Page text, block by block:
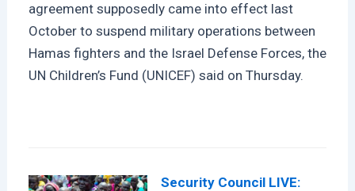
agreement supposedly came into effect last
October to suspend military operations between
Hamas fighters and the Israel Defense Forces, the
UN Children’s Fund (UNICEF) said on Thursday.
Security Council LIVE: